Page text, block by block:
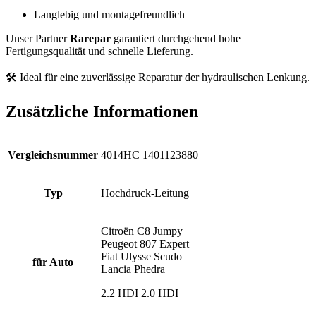
Langlebig und montagefreundlich
Unser PartnerRarepar garantiert durchgehend hohe
Fertigungsqualität und schnelle Lieferung.
🛠️ Ideal für eine zuverlässige Reparatur der hydraulischen Lenkung.
Zusätzliche Informationen
Vergleichsnummer 4014HC 1401123880
Typ Hochdruck-Leitung
für Auto
Citroën C8 Jumpy
Peugeot 807 Expert
Fiat Ulysse Scudo
Lancia Phedra
2.2 HDI 2.0 HDI